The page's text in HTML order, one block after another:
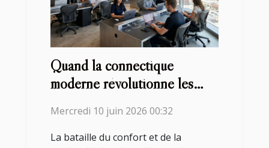
Quand la connectique
moderne révolutionne les
Mercredi 10 juin 2026 00:32
La bataille du confort et de la